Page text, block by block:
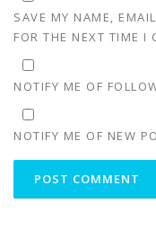
SAVE MY NAME,
FOR THE NEXT TIME I
NOTIFY ME OF
NOTIFY ME OF NEW